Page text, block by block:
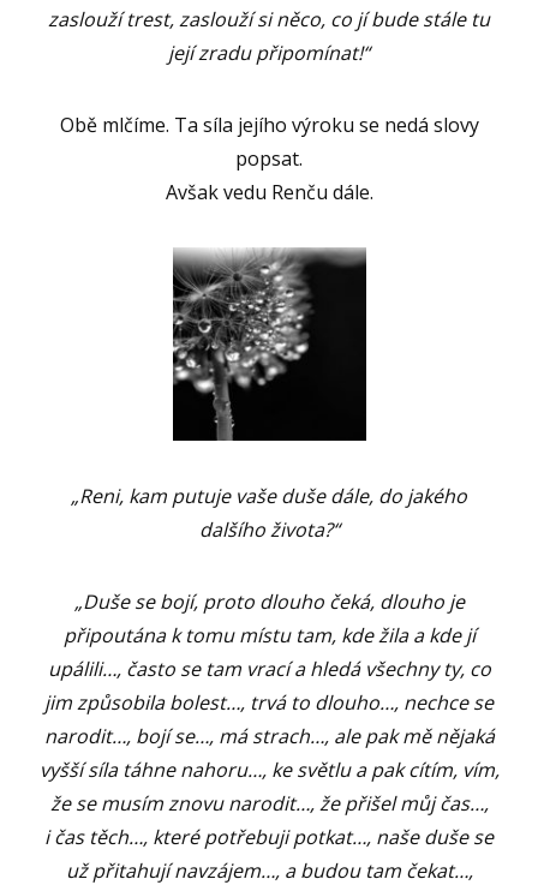
zaslouží trest, zaslouží si něco, co jí bude stále tu
její zradu připomínat!“
Obě mlčíme. Ta síla jejího výroku se nedá slovy
popsat.
Avšak vedu Renču dále.
„Reni, kam putuje vaše duše dále, do jakého
dalšího života?“
„Duše se bojí, proto dlouho čeká, dlouho je
připoutána k tomu místu tam, kde žila a kde jí
upálili…, často se tam vrací a hledá všechny ty, co
jim způsobila bolest…, trvá to dlouho…, nechce se
narodit…, bojí se…, má strach…, ale pak mě nějaká
vyšší síla táhne nahoru…, ke světlu a pak cítím, vím,
že se musím znovu narodit…, že přišel můj čas…,
i čas těch…, které potřebuji potkat…, naše duše se
už přitahují navzájem…, a budou tam čekat…,